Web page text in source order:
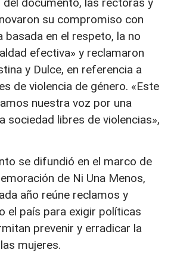
su compromiso con
basada en el respeto, la no
efectiva» y reclamaron
y Dulce, en referencia a
de violencia de género. «Este
nuestra voz por una
sociedad libres de violencias»,
se difundió en el marco de
de Ni Una Menos,
año reúne reclamos y
el país para exigir políticas
prevenir y erradicar la
mujeres.